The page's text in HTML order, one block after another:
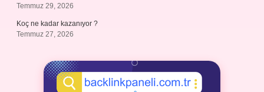
Temmuz 29, 2026
Koç ne kadar kazanıyor ?
Temmuz 27, 2026